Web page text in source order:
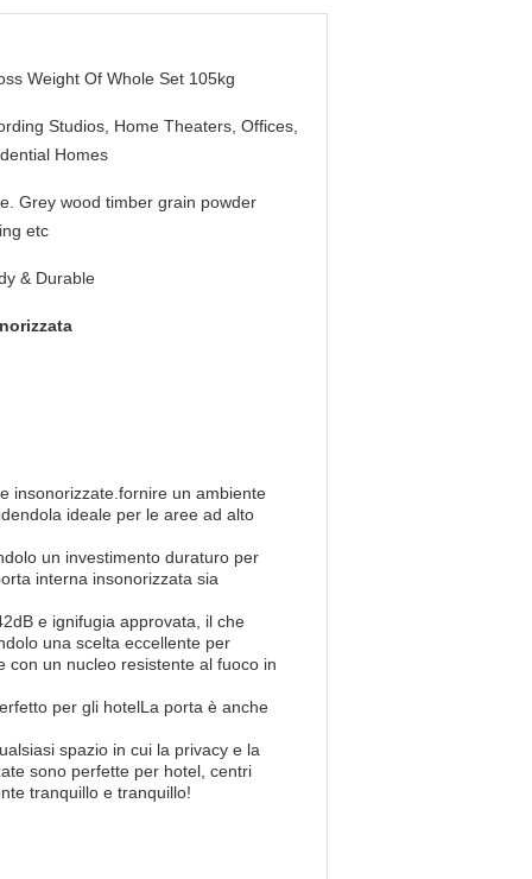
Weight Of Whole Set 105kg
Studios, Home Theaters, Offices,
Homes
Grey wood timber grain powder
etc
& Durable
insonorizzate.fornire un ambiente
ideale per le aree ad alto
un investimento duraturo per
interna insonorizzata sia
e ignifugia approvata, il che
una scelta eccellente per
con un nucleo resistente al fuoco in
per gli hotelLa porta è anche
spazio in cui la privacy e la
sono perfette per hotel, centri
tranquillo e tranquillo!